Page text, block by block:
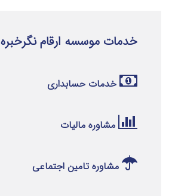
خدمات موسسه ارقام نگرخبره
خدمات حسابداری
مشاوره مالیات
مشاوره تامین اجتماعی